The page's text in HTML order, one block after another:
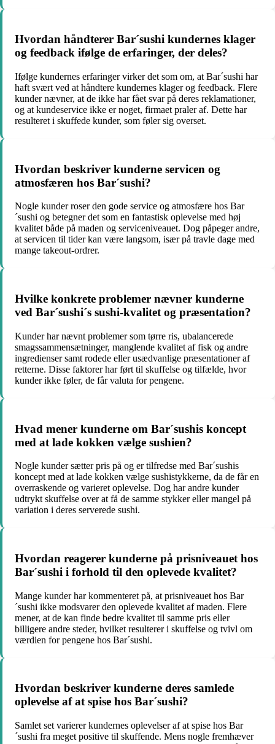
Hvordan håndterer Bar´sushi kundernes klager
og feedback ifølge de erfaringer, der deles?
Ifølge kundernes erfaringer virker det som om, at Bar´sushi har
haft svært ved at håndtere kundernes klager og feedback. Flere
kunder nævner, at de ikke har fået svar på deres reklamationer,
og at kundeservice ikke er noget, firmaet praler af. Dette har
resulteret i skuffede kunder, som føler sig overset.
Hvordan beskriver kunderne servicen og
atmosfæren hos Bar´sushi?
Nogle kunder roser den gode service og atmosfære hos Bar
´sushi og betegner det som en fantastisk oplevelse med høj
kvalitet både på maden og serviceniveauet. Dog påpeger andre,
at servicen til tider kan være langsom, især på travle dage med
mange takeout-ordrer.
Hvilke konkrete problemer nævner kunderne
ved Bar´sushi´s sushi-kvalitet og præsentation?
Kunder har nævnt problemer som tørre ris, ubalancerede
smagssammensætninger, manglende kvalitet af fisk og andre
ingredienser samt rodede eller usædvanlige præsentationer af
retterne. Disse faktorer har ført til skuffelse og tilfælde, hvor
kunder ikke føler, de får valuta for pengene.
Hvad mener kunderne om Bar´sushis koncept
med at lade kokken vælge sushien?
Nogle kunder sætter pris på og er tilfredse med Bar´sushis
koncept med at lade kokken vælge sushistykkerne, da de får en
overraskende og varieret oplevelse. Dog har andre kunder
udtrykt skuffelse over at få de samme stykker eller mangel på
variation i deres serverede sushi.
Hvordan reagerer kunderne på prisniveauet hos
Bar´sushi i forhold til den oplevede kvalitet?
Mange kunder har kommenteret på, at prisniveauet hos Bar
´sushi ikke modsvarer den oplevede kvalitet af maden. Flere
mener, at de kan finde bedre kvalitet til samme pris eller
billigere andre steder, hvilket resulterer i skuffelse og tvivl om
værdien for pengene hos Bar´sushi.
Hvordan beskriver kunderne deres samlede
oplevelse af at spise hos Bar´sushi?
Samlet set varierer kundernes oplevelser af at spise hos Bar
´sushi fra meget positive til skuffende. Mens nogle fremhæver